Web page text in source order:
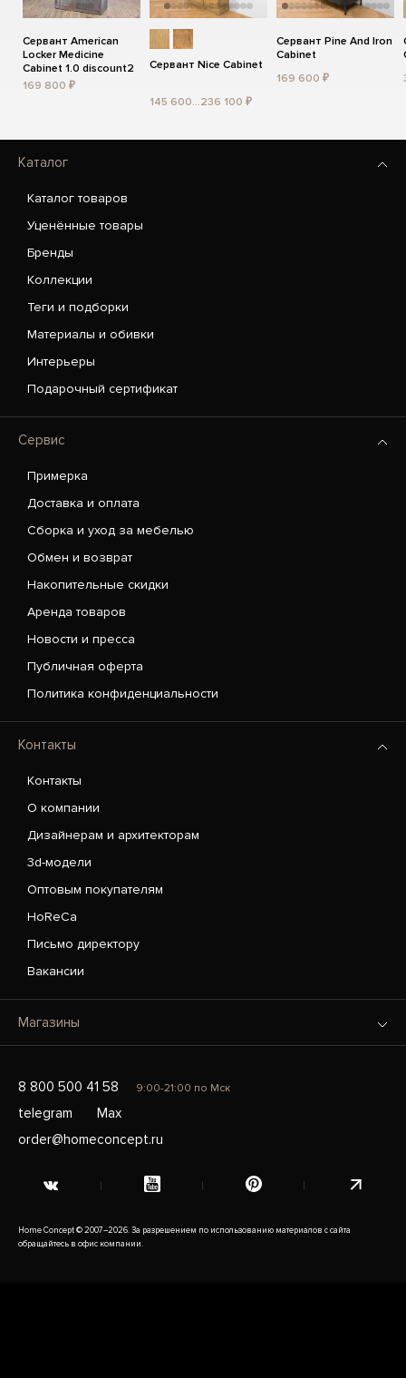
Сервант American
Locker Medicine
Cabinet 1.0 discount2
169 800 ₽
Сервант Nice Cabinet
145 600...236 100 ₽
Сервант Pine And Iron
Cabinet
169 600 ₽
Каталог
Каталог товаров
Уценённые товары
Бренды
Коллекции
Теги и подборки
Материалы и обивки
Интерьеры
Подарочный сертификат
Сервис
Примерка
Доставка и оплата
Сборка и уход за мебелью
Обмен и возврат
Накопительные скидки
Аренда товаров
Новости и пресса
Публичная оферта
Политика конфиденциальности
Контакты
Контакты
О компании
Дизайнерам и архитекторам
3d-модели
Оптовым покупателям
HoReCa
Письмо директору
Вакансии
Магазины
8 800 500 41 58 9:00-21:00 по Мск
telegram
Max
order@homeconcept.ru
Home Concept © 2007–2026. За разрешением по использованию материалов с сайта
обращайтесь в офис компании.